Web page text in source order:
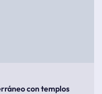
con templos